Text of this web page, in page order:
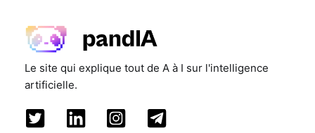
Le site qui explique tout de A à I sur l'intelligence
artificielle.